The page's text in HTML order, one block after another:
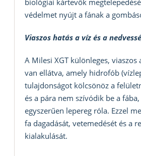
biológiai kártevők
védelmet nyújt a fának a
Viaszos hatás a víz és a
A Milesi XGT különleges, viaszos
van ellátva, amely hidrofób
tulajdonságot kölcsönöz a
és a pára nem szívódik be a
egyszerűen lepereg róla. Ezzel
fa dagadását, vetemedését és a
kialakulását.